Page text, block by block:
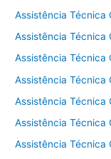
Assistência Técnica
Assistência Técnica
Assistência Técnica
Assistência Técnica
Assistência Técnica
Assistência Técnica
Assistência Técnica